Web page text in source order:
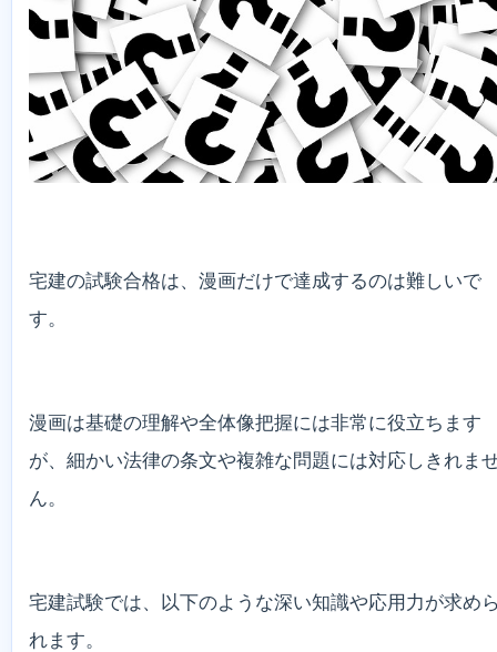
宅建の試験合格は、漫画だけで達成するのは難しいで
す。
漫画は基礎の理解や全体像把握には非常に役立ちます
が、細かい法律の条文や複雑な問題には対応しきれま
ん。
宅建試験では、以下のような深い知識や応用力が求め
れます。